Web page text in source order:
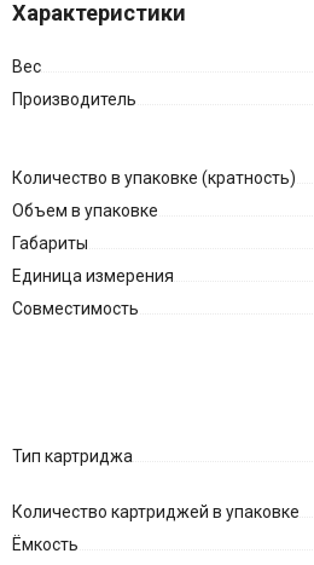
Характеристики
Вес
Производитель
Количество в упаковке (кратность)
Объем в упаковке
Габариты
Единица измерения
Совместимость
Тип картриджа
Количество картриджей в упаковке
Ёмкость